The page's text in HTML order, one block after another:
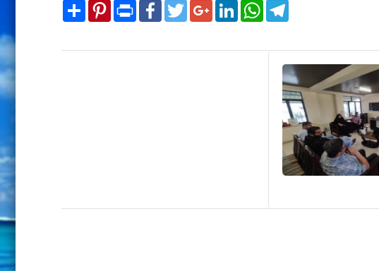
SharePinterest Print
FacebookTwitterGoogle+LinkedInWhatsAppTelegram